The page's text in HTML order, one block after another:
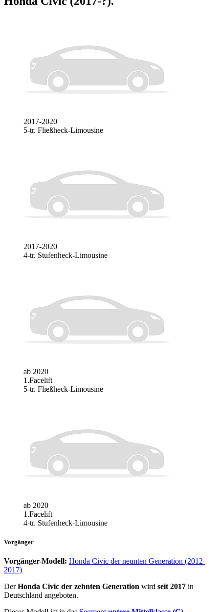
2017-2020
5-tr. Fließheck-Limousine
2017-2020
4-tr. Stufenheck-Limousine
ab 2020
1.Facelift
5-tr. Fließheck-Limousine
ab 2020
1.Facelift
4-tr. Stufenheck-Limousine
Vorgänger
Vorgänger-Modell: Honda Civic der neunten Generation (2012-
2017)
DerHonda Civic der zehnten Generation wird seit 2017 in
Deutschland angeboten.